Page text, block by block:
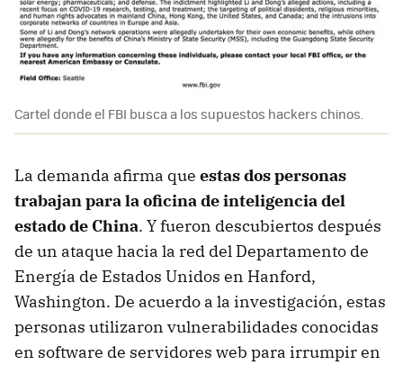
Cartel donde el FBI busca a los supuestos hackers chinos.
La demanda afirma que estas dos personas
trabajan para la oficina de inteligencia del
estado de China. Y fueron descubiertos después
de un ataque hacia la red del Departamento de
Energía de Estados Unidos en Hanford,
Washington. De acuerdo a la investigación, estas
personas utilizaron vulnerabilidades conocidas
en software de servidores web para irrumpir en